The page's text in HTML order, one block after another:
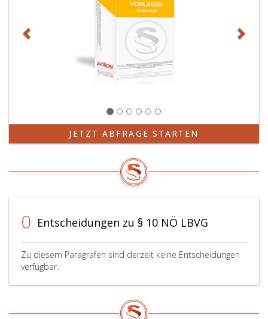
JETZT ABFRAGE STARTEN
0 Entscheidungen zu § 10 NÖ LBVG
Zu diesem Paragrafen sind derzeit keine Entscheidungen
verfügbar.